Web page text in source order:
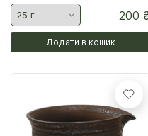
200
Додати в кошик